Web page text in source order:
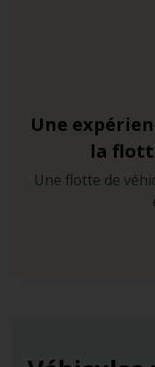
Une
la
Une flotte de